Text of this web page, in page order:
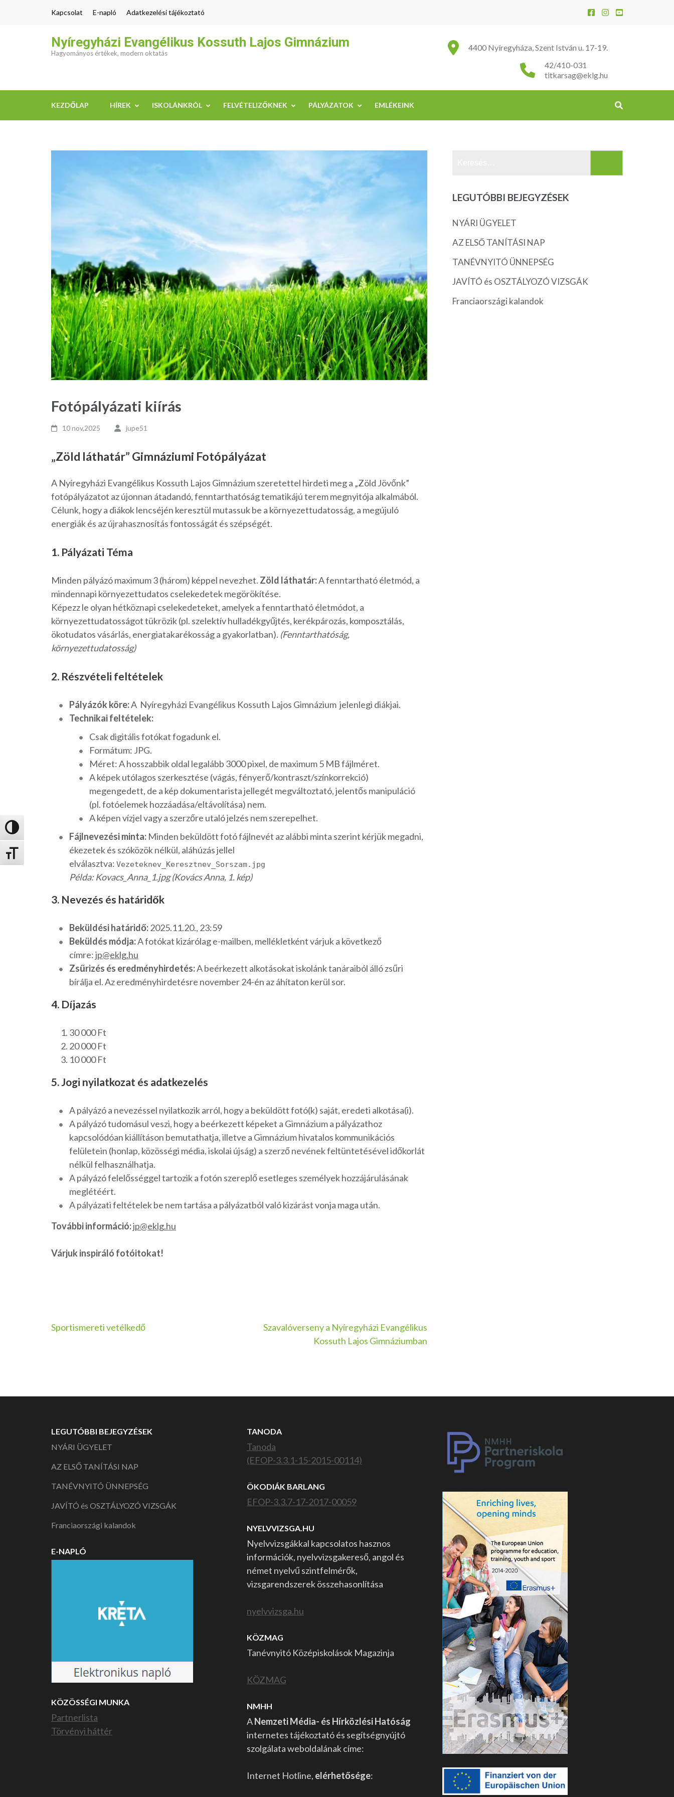
Nagy kontraszt váltása
Betűméret váltása
Kapcsolat E-napló Adatkezelési tájékoztató
Nyíregyházi Evangélikus Kossuth Lajos Gimnázium
Hagyományos értékek, modern oktatás
4400 Nyíregyháza, Szent István u. 17-19.
42/410-031
titkarsag@eklg.hu
KEZDŐLAP HÍREK ISKOLÁNKRÓL FELVÉTELIZŐKNEK PÁLYÁZATOK EMLÉKEINK
Fotópályázati kiírás
10 nov,2025 jupe51
„Zöld láthatár” Gimnáziumi Fotópályázat
A Nyíregyházi Evangélikus Kossuth Lajos Gimnázium szeretettel hirdeti meg a „Zöld Jövőnk”
fotópályázatot az újonnan átadandó, fenntarthatóság tematikájú terem megnyitója alkalmából.
Célunk, hogy a diákok lencséjén keresztül mutassuk be a környezettudatosság, a megújuló
energiák és az újrahasznosítás fontosságát és szépségét.
1. Pályázati Téma
Minden pályázó maximum 3 (három) képpel nevezhet. Zöld láthatár:A fenntartható életmód, a
mindennapi környezettudatos cselekedetek megörökítése.
Képezz le olyan hétköznapi cselekedeteket, amelyek a fenntartható életmódot, a
környezettudatosságot tükrözik (pl. szelektív hulladékgyűjtés, kerékpározás, komposztálás,
ökotudatos vásárlás, energiatakarékosság a gyakorlatban). (Fenntarthatóság,
környezettudatosság)
2. Részvételi feltételek
Pályázók köre:A Nyíregyházi Evangélikus Kossuth Lajos Gimnázium jelenlegi diákjai.
Technikai feltételek:
Csak digitális fotókat fogadunk el.
Formátum: JPG.
Méret: A hosszabbik oldal legalább 3000 pixel, de maximum 5 MB fájlméret.
A képek utólagos szerkesztése (vágás, fényerő/kontraszt/színkorrekció)
megengedett, de a kép dokumentarista jellegét megváltoztató, jelentős manipuláció
(pl. fotóelemek hozzáadása/eltávolítása) nem.
A képen vízjel vagy a szerzőre utaló jelzés nem szerepelhet.
Fájlnevezési minta: Minden beküldött fotó fájlnevét az alábbi minta szerint kérjük megadni,
ékezetek és szóközök nélkül, aláhúzás jellel
elválasztva: Vezeteknev_Keresztnev_Sorszam.jpg
Példa: Kovacs_Anna_1.jpg (Kovács Anna, 1. kép)
3. Nevezés és határidők
Beküldési határidő:2025.11.20., 23:59
Beküldés módja:A fotókat kizárólag e-mailben, mellékletként várjuk a következő
címre:jp@eklg.hu
Zsűrizés és eredményhirdetés:A beérkezett alkotásokat iskolánk tanáraiból álló zsűri
bírálja el. Az eredményhirdetésre november 24-én az áhítaton kerül sor.
4. Díjazás
30 000 Ft
20 000 Ft
10 000 Ft
5. Jogi nyilatkozat és adatkezelés
A pályázó a nevezéssel nyilatkozik arról, hogy a beküldött fotó(k) saját, eredeti alkotása(i).
A pályázó tudomásul veszi, hogy a beérkezett képeket a Gimnázium a pályázathoz
kapcsolódóan kiállításon bemutathatja, illetve a Gimnázium hivatalos kommunikációs
felületein (honlap, közösségi média, iskolai újság) a szerző nevének feltüntetésével időkorlát
nélkül felhasználhatja.
A pályázó felelősséggel tartozik a fotón szereplő esetleges személyek hozzájárulásának
meglétéért.
A pályázati feltételek be nem tartása a pályázatból való kizárást vonja maga után.
További információ:jp@eklg.hu
Várjuk inspiráló fotóitokat!
Bejegyzés
Sportismereti vetélkedő
Szavalóverseny a Nyíregyházi Evangélikus
Kossuth Lajos Gimnáziumban
LEGUTÓBBI BEJEGYZÉSEK
NYÁRI ÜGYELET
AZ ELSŐ TANÍTÁSI NAP
TANÉVNYITÓ ÜNNEPSÉG
JAVÍTÓ és OSZTÁLYOZÓ VIZSGÁK
Franciaországi kalandok
LEGUTÓBBI BEJEGYZÉSEK
NYÁRI ÜGYELET
AZ ELSŐ TANÍTÁSI NAP
TANÉVNYITÓ ÜNNEPSÉG
JAVÍTÓ és OSZTÁLYOZÓ VIZSGÁK
Franciaországi kalandok
E-NAPLÓ
KÖZÖSSÉGI MUNKA
Partnerlista
Törvényi háttér
TANODA
Tanoda
(EFOP-3.3.1-15-2015-00114)
ÖKODIÁK BARLANG
EFOP-3.3.7-17-2017-00059
NYELVVIZSGA.HU
Nyelvvizsgákkal kapcsolatos hasznos
információk, nyelvvizsgakereső, angol és
német nyelvű szintfelmérők,
vizsgarendszerek összehasonlítása
nyelvvizsga.hu
KÖZMAG
Tanévnyitó Középiskolások Magazinja
KÖZMAG
NMHH
ANemzeti Média- és Hírközlési Hatóság
internetes tájékoztató és segítségnyújtó
szolgálata weboldalának címe:
Internet Hotline, elérhetősége: